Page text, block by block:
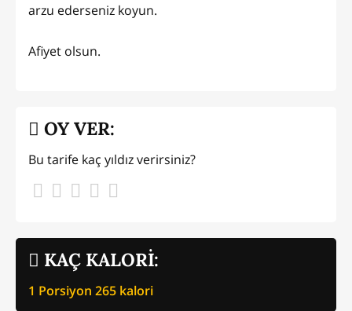
arzu ederseniz koyun.
Afiyet olsun.
KAÇ KALORİ:
1 Porsiyon 265 kalori
OY VER:
Bu tarife kaç yıldız verirsiniz?